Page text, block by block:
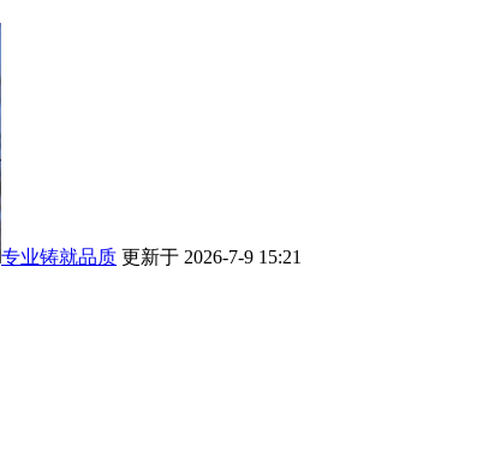
专业铸就品质 更新于 2026-7-9 15:21